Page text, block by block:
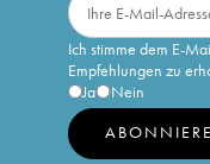
Ich stimme dem E-
Empfehlungen zu
Ja
Nein